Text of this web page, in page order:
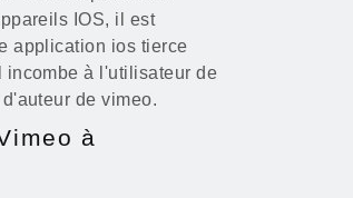
IOS, il est
application ios tierce
incombe à l'utilisateur de
de vimeo.
à